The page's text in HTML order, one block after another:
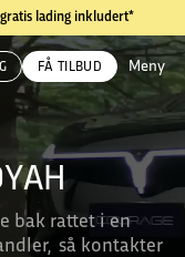
gratis lading inkludert*
FÅ TILBUD Meny
bak rattet i en
så kontakter